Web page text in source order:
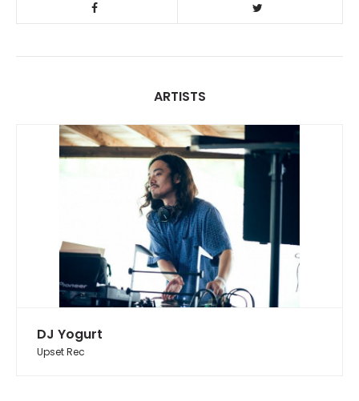
ARTISTS
DJ Yogurt
Upset Rec